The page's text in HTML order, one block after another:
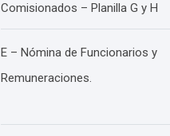
Comisionados – Planilla G y H
E – Nómina de Funcionarios y
Remuneraciones.